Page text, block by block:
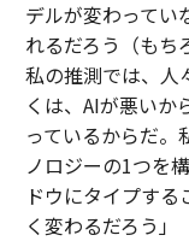
デルが変わってい
れるだろう（もち
私の推測では、人
くは、AIが悪いか
っているからだ。
ノロジーの1つを
ドウにタイプす
く変わるだろう」